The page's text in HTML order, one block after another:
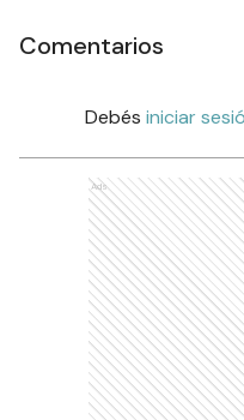
Comentarios
Debés iniciar
Ads